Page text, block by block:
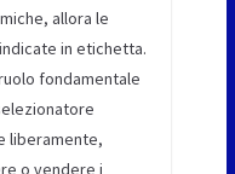
allora le
in etichetta.
fondamentale
liberamente,
o vendere i